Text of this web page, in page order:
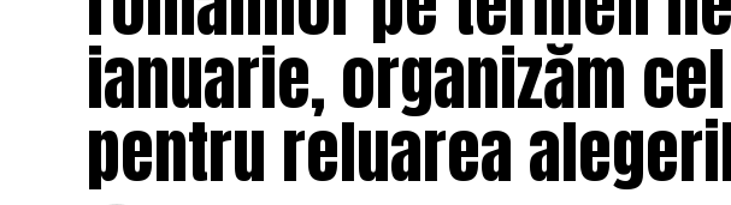
ianuarie, organizăm
pentru reluarea